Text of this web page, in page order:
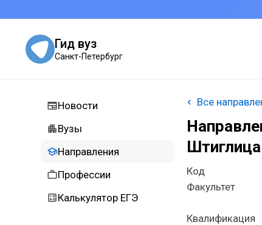
Гид вуз
Санкт-Петербург
Новости
Вузы
Направления
Профессии
Калькулятор ЕГЭ
Все
Штиглица
Код
Факультет
Квалификация